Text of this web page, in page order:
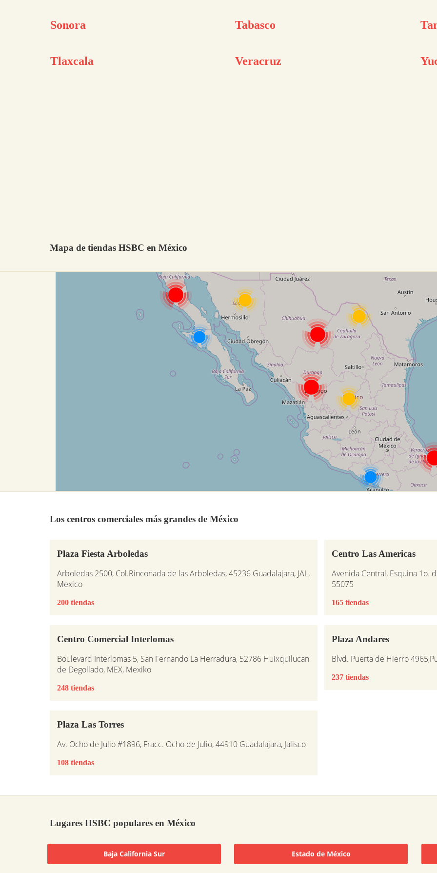
Sonora Tabasco
Tlaxcala Veracruz
Mapa de tiendas HSBC en México
Los centros comerciales más grandes de México
Plaza Fiesta Arboledas
Arboledas 2500, Col.Rinconada de las Arboledas, 45236 Guadalajara, JAL,
Mexico
200 tiendas
Centro Las Americas
Avenida Central, Esquina 1o.
55075
165 tiendas
Centro Comercial Interlomas
Boulevard Interlomas 5, San Fernando La Herradura, 52786 Huixquilucan
de Degollado, MEX, Mexiko
248 tiendas
Plaza Andares
Blvd. Puerta de Hierro
237 tiendas
Plaza Las Torres
Av. Ocho de Julio #1896, Fracc. Ocho de Julio, 44910 Guadalajara, Jalisco
108 tiendas
Lugares HSBC populares en México
Baja California Sur Estado de México